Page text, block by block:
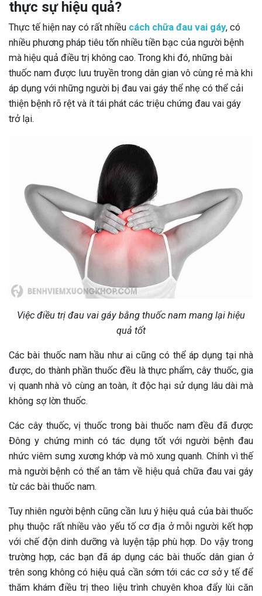
thực sự hiệu quả?
Thực tế hiện nay có rất nhiều cách chữa đau vai gáy, có
nhiều phương pháp tiêu tốn nhiều tiền bạc của người bệnh
mà hiệu quả điều trị không cao. Trong khi đó, những bài
thuốc nam được lưu truyền trong dân gian vô cùng rẻ mà khi
áp dụng với những người bị đau vai gáy thể nhẹ có thể cải
thiện bệnh rõ rệt và ít tái phát các triệu chứng đau vai gáy
trở lại.
Việc điều trị đau vai gáy bằng thuốc nam mang lại hiệu
quả tốt
Các bài thuốc nam hầu như ai cũng có thể áp dụng tại nhà
được, do thành phần thuốc đều là thực phẩm, cây thuốc, gia
vị quanh nhà vô cùng an toàn, ít độc hại sử dụng lâu dài mà
không sợ lờn thuốc.
Các cây thuốc, vị thuốc trong bài thuốc nam đều đã được
Đông y chứng minh có tác dụng tốt với người bệnh đau
nhức viêm sưng xương khớp và mô xung quanh. Chính vì thế
mà người bệnh có thể an tâm về hiệu quả chữa đau vai gáy
từ các bài thuốc nam.
Tuy nhiên người bệnh cũng cần lưu ý hiệu quả của bài thuốc
phụ thuộc rất nhiều vào yếu tố cơ địa ở mỗi người kết hợp
với chế độn dinh dưỡng và luyện tập phù hợp. Do vậy trong
trường hợp, các bạn đã áp dụng các bài thuốc dân gian ở
trên song không có hiệu quả cần sớm tới các cơ sở y tế để
thăm khám điều trị theo liệu trình chuyên khoa đẩy lùi căn